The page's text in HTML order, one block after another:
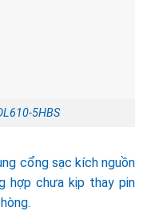
5HBS
cổng sạc kích nguồn
hợp chưa kịp thay pin